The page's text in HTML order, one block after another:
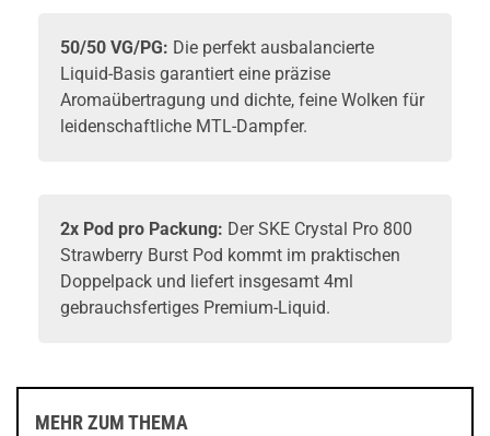
50/50 VG/PG: Die perfekt ausbalancierte
Liquid-Basis garantiert eine präzise
Aromaübertragung und dichte, feine Wolken für
leidenschaftliche MTL-Dampfer.
2x Pod pro Packung: Der SKE Crystal Pro 800
Strawberry Burst Pod kommt im praktischen
Doppelpack und liefert insgesamt 4ml
gebrauchsfertiges Premium-Liquid.
MEHR ZUM THEMA